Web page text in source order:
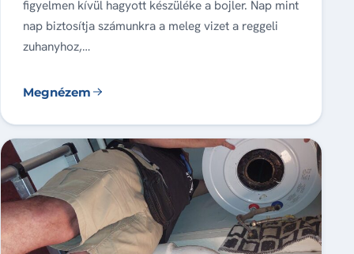
figyelmen kívül hagyott készüléke a bojler. Nap mint
nap biztosítja számunkra a meleg vizet a reggeli
zuhanyhoz,…
Megnézem